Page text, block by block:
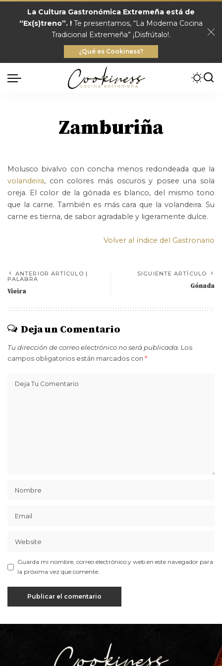
La Cultura Gastronómica Extremeña está de
“Ex(s)treno”. ! Te presentamos, “La Moderna Cocina
Tradicional Extremeña” ¡Disfrútalo!.
¿Qué es Cookiness?
Zamburiña
Molusco bivalvo con concha menos redondeada que la
volandeira, con colores más oscuros y posee una sola
oreja. El color de la gónada es blanco, del mismo tono
que la carne. También es más cara que la volandeira. Su
carne es tierna, de sabor agradable y ligeramente dulce.
Volver al índice del Gastronario
ANTERIOR ARTÍCULO |
PALABRA
Vieira
SIGUIENTE ARTÍCULO
Gónada
Deja un Comentario
Tu dirección de correo electrónico no será publicada. Los
campos obligatorios están marcados con *
Guarda mi nombre, correo electrónico y web en este navegador para
la próxima vez que comente.